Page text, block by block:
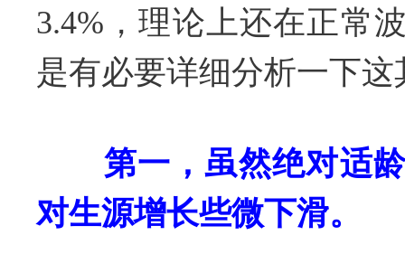
3.4%，理论上还在正常
是有必要详细分析一下
第一，虽然绝对适
对生源增长些微下滑。